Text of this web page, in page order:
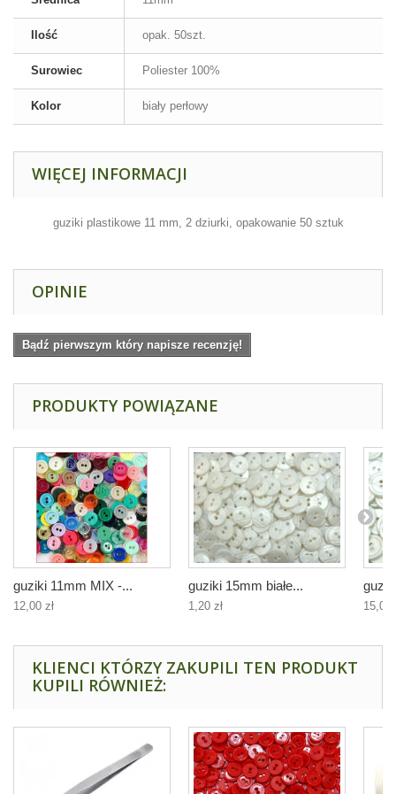
Ilość opak. 50szt.
Surowiec Poliester 100%
Kolor biały perłowy
WIĘCEJ INFORMACJI
guziki plastikowe 11 mm, 2 dziurki, opakowanie 50 sztuk
OPINIE
Bądź pierwszym który napisze recenzję!
PRODUKTY POWIĄZANE
guziki 11mm MIX -...
12,00 zł
guziki 15mm białe...
1,20 zł 15,00
KLIENCI KTÓRZY ZAKUPILI TEN PRODUKT
KUPILI RÓWNIEŻ: